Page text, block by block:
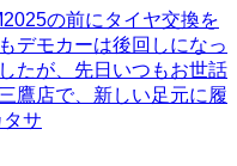
の前にタイヤ交換を
デモカーは後回しになっ
たが、先日いつもお世話
鷹店で、新しい足元に履
サ